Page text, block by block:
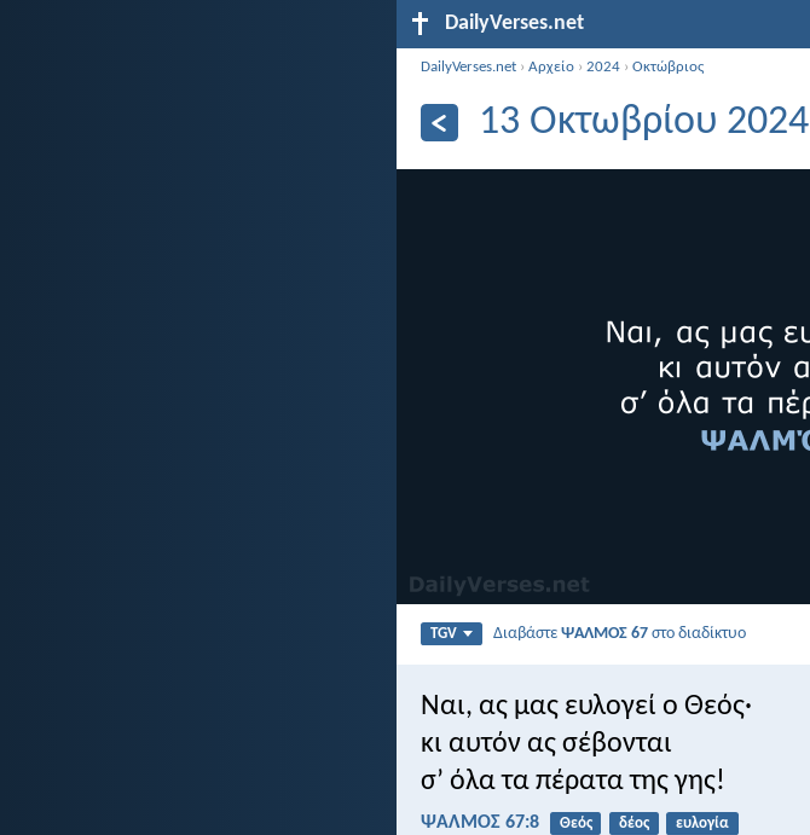
DailyVerses.net
DailyVerses.net ›Αρχείο ›2024 ›Οκτώβριος
13 Οκτωβρίου 2024
TGV ΔιαβάστεΨΑΛΜΌΣ 67 στο διαδίκτυο
Ναι, ας μας ευλογεί ο Θεός·
κι αυτόν ας σέβονται
σ’ όλα τα πέρατα της γης!
ΨΑΛΜΌΣ 67:8 Θεός δέος ευλογία